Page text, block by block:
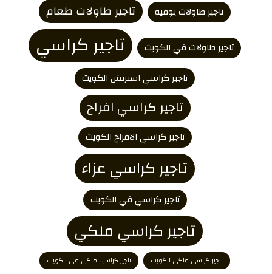
تاجير طاولات بوفيه تاجير طاولات طعام
تاجير طاولات في الكويت تاجير كراسي
تاجير كراسي استرتش الكويت
تاجير كراسي افراح
تاجير كراسي الافراح الكويت
تاجير كراسي عزاء
تاجير كراسي في الكويت
تاجير كراسي ملكي
تاجير كراسي ملكي الكويت
تاجير كراسي ملكي في الكويت